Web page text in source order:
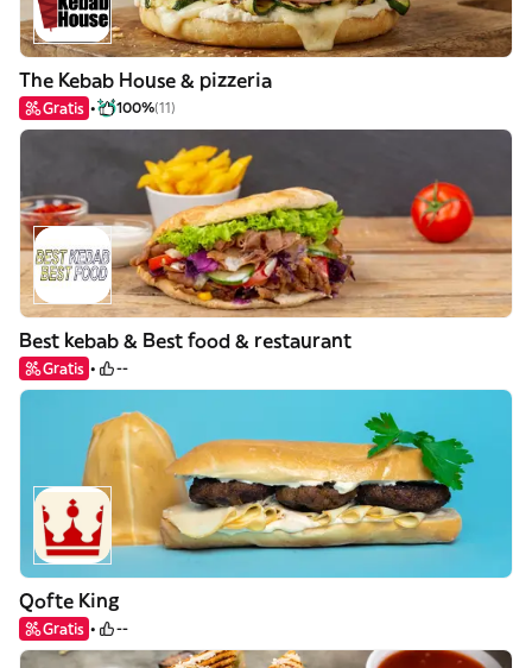
The Kebab House & pizzeria
Gratis 100%(11)
Best kebab & Best food & restaurant
Gratis --
Qofte King
Gratis --